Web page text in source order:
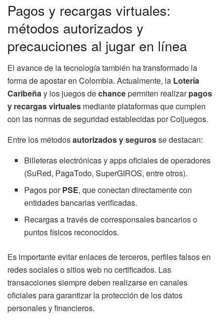
Pagos y recargas virtuales:
métodos autorizados y
precauciones al jugar en línea
El avance de la tecnología también ha transformado la
forma de apostar en Colombia. Actualmente, la Lotería
Caribeñay los juegos dechancepermiten realizarpagos
y recargas virtuales mediante plataformas que cumplen
con las normas de seguridad establecidas por Coljuegos.
Entre los métodosautorizados y segurosse destacan:
Billeteras electrónicas y apps oficiales de operadores
(SuRed, PagaTodo, SuperGIROS, entre otros).
Pagos porPSE, que conectan directamente con
entidades bancarias verificadas.
Recargas a través de corresponsales bancarios o
puntos físicos reconocidos.
Es importante evitar enlaces de terceros, perfiles falsos en
redes sociales o sitios web no certificados. Las
transacciones siempre deben realizarse en canales
oficiales para garantizar la protección de los datos
personales y financieros.